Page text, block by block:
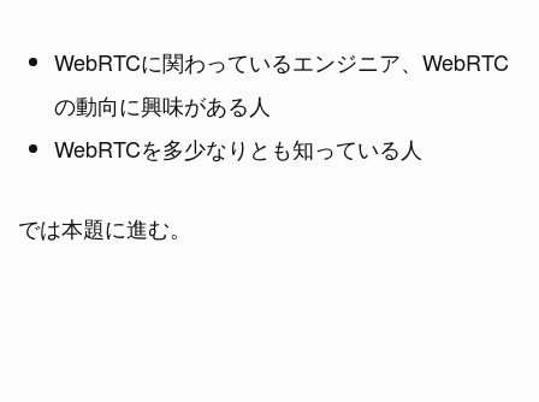
WebRTCに関わっているエンジニア、WebRTC
の動向に興味がある人
WebRTCを多少なりとも知っている人
では本題に進む。